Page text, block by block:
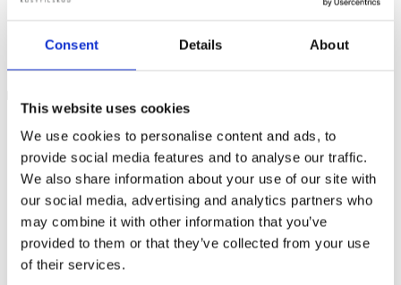
Consent Details About
This website uses cookies
We use cookies to personalise content and ads, to
provide social media features and to analyse our traffic.
We also share information about your use of our site with
our social media, advertising and analytics partners who
may combine it with other information that you’ve
provided to them or that they’ve collected from your use
of their services.